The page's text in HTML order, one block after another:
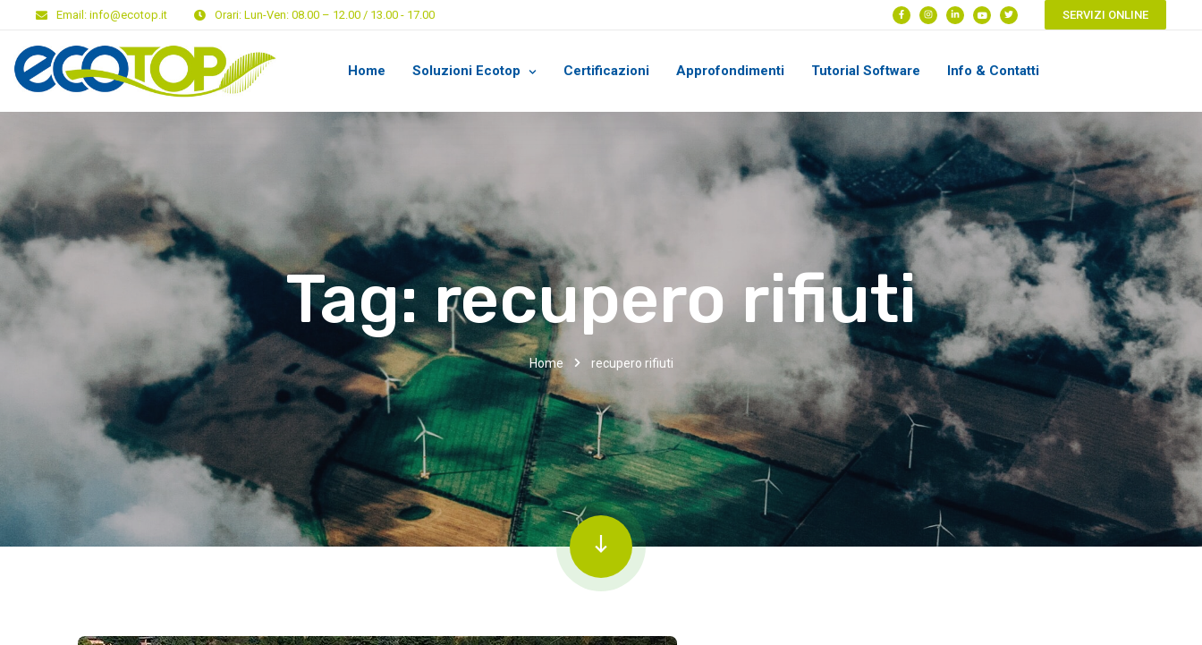
Email: info@ecotop.it Orari: Lun-Ven: 08.00 – 12.00 / 13.00 - 17.00 SERVIZI ONLINE
Home Soluzioni Ecotop Certificazioni Approfondimenti Tutorial Software Info & Contatti
Tag:recupero rifiuti
Home recupero rifiuti